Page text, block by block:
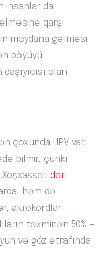
insanlar da
qarşı
meydana gəlməsi
böyüyü
olan
çoxunda HPV var,
bilmir, çünki
dəri
həm də
akrokordlar
təxminən 50% —
və göz ətrafında